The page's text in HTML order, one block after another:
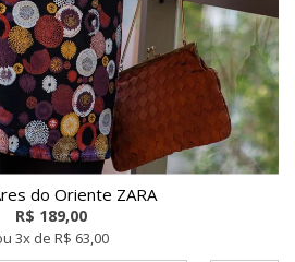
do Oriente ZARA
R$ 189,00
3x de R$ 63,00